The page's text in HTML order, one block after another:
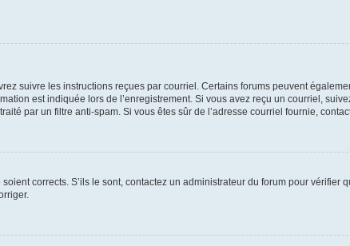
suivre les instructions reçues par courriel. Certains forums peuvent
est indiquée lors de l’enregistrement. Si vous avez reçu un courriel,
par un filtre anti-spam. Si vous êtes sûr de l’adresse courriel fournie,
corrects. S’ils le sont, contactez un administrateur du forum pour vérifier